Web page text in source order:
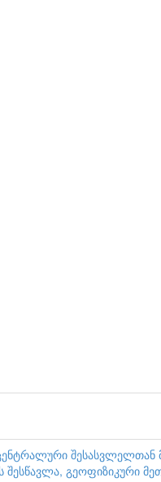
შესასვლელთან
შესწავლა, გეოფიზიკური